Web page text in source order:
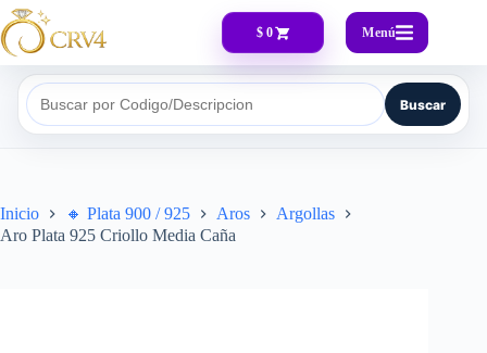
$ 0 Menú
Buscar por Codigo/Descripcion Buscar
Inicio 🔸​ Plata 900 / 925 Aros
Argollas
Aro Plata 925 Criollo Media Caña